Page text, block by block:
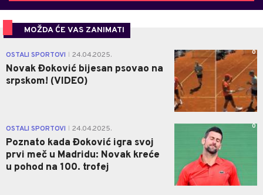
MOŽDA ĆE VAS ZANIMATI
OSTALI SPORTOVI 24.04.2025.
Novak Đoković bijesan psovao na
srpskom! (VIDEO)
0
OSTALI SPORTOVI 24.04.2025.
Poznato kada Đoković igra svoj
prvi meč u Madridu: Novak kreće
u pohod na 100. trofej
0